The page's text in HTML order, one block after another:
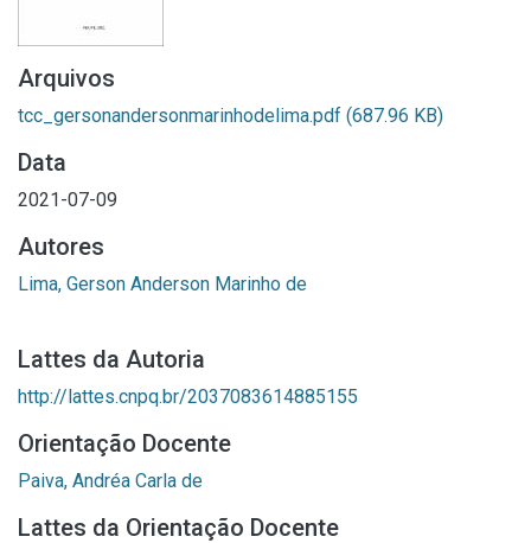
Arquivos
tcc_gersonandersonmarinhodelima.pdf (687.96 KB)
Data
2021-07-09
Autores
Lima, Gerson Anderson Marinho de
Lattes da Autoria
http://lattes.cnpq.br/2037083614885155
Orientação Docente
Paiva, Andréa Carla de
Lattes da Orientação Docente